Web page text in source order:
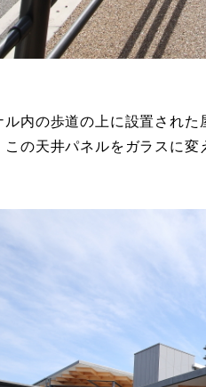
ル内の歩道の上に設置され
この天井パネルをガラスに